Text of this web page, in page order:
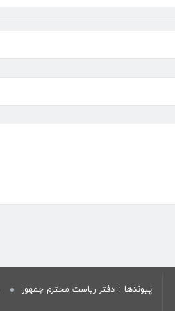
پیوندها دفتر ریاست محترم جمهور